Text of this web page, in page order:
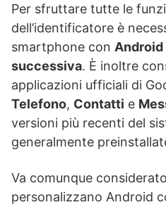
Per sfruttare tutte le
dell’identificatore è
smartphone con Android
successiva. È inoltre
applicazioni ufficiali di
Telefono, Contatti e
versioni più recenti del
generalmente
Va comunque
personalizzano Android